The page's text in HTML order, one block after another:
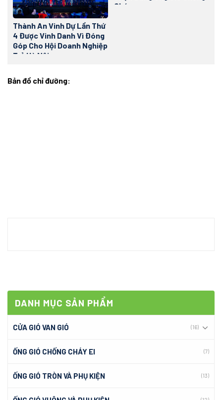
DANH MỤC SẢN PHẨM
CỬA GIÓ VAN GIÓ (16)
ỐNG GIÓ CHỐNG CHÁY EI (7)
ỐNG GIÓ TRÒN VÀ PHỤ KIỆN (13)
Thành An Vinh Dự Lần Thứ
4 Được Vinh Danh Vì Đóng
Góp Cho Hội Doanh Nghiệp
Trẻ Hà Nội
Cháy
Bản đồ chỉ đường: